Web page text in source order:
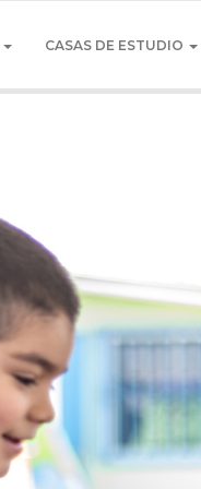
CASAS DE ESTUDIO